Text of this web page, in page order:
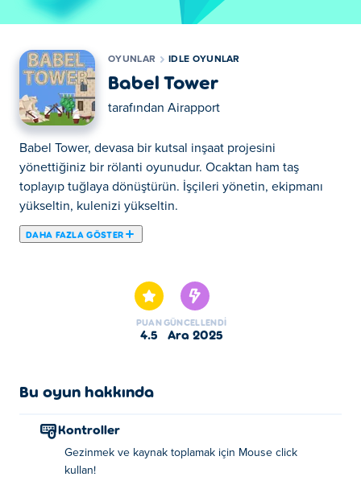
OYUNLAR IDLE OYUNLAR
Babel Tower
tarafından Airapport
Babel Tower, devasa bir kutsal inşaat projesini
yönettiğiniz bir rölanti oyunudur. Ocaktan ham taş
toplayıp tuğlaya dönüştürün. İşçileri yönetin, ekipmanı
yükseltin, kulenizi yükseltin.
DAHA FAZLA GÖSTER
PUAN
4.5
GÜNCELLENDI
Ara 2025
Bu oyun hakkında
Kontroller
Gezinmek ve kaynak toplamak için Mouse click
kullan!